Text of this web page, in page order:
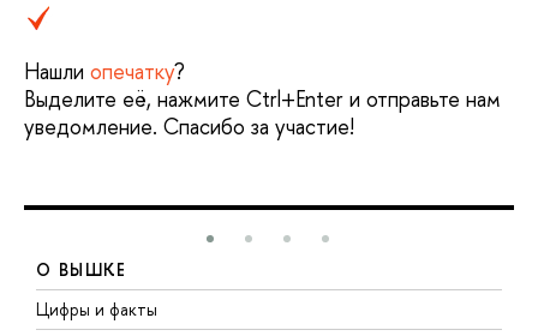
Нашли опечатку?
Выделите её, нажмите Ctrl+Enter и отправьте нам
уведомление. Спасибо за участие!
О ВЫШКЕ
Цифры и факты